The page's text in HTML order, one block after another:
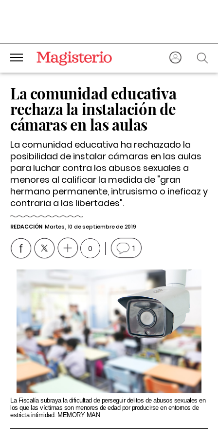
La comunidad educativa
rechaza la instalación de
cámaras en las aulas
La comunidad educativa ha rechazado la
posibilidad de instalar cámaras en las aulas
para luchar contra los abusos sexuales a
menores al calificar la medida de "gran
hermano permanente, intrusismo o ineficaz y
contraria a las libertades".
REDACCIÓN Martes, 10 de septiembre de 2019
0 1
La Fiscalía subraya la dificultad de perseguir delitos de abusos sexuales en
los que las víctimas son menores de edad por producirse en entornos de
estricta intimidad. MEMORY MAN